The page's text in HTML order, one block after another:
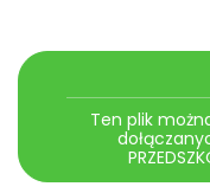
Ten plik